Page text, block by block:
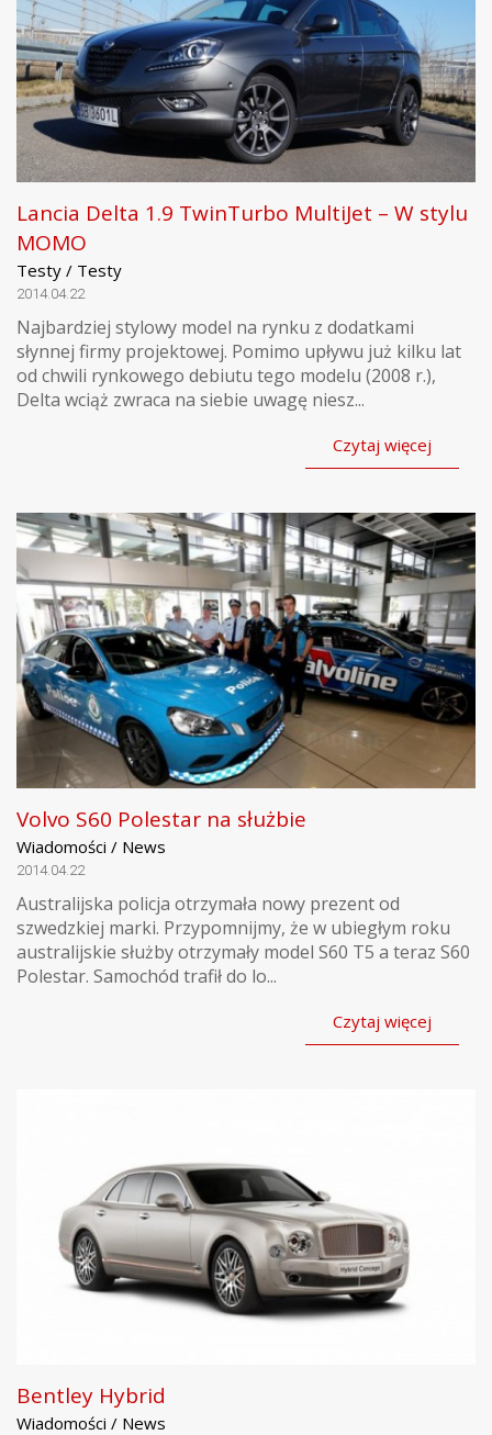
Lancia Delta 1.9 TwinTurbo MultiJet – W stylu
MOMO
Testy / Testy
2014.04.22
Najbardziej stylowy model na rynku z dodatkami
słynnej firmy projektowej. Pomimo upływu już kilku lat
od chwili rynkowego debiutu tego modelu (2008 r.),
Delta wciąż zwraca na siebie uwagę niesz...
Czytaj więcej
Volvo S60 Polestar na służbie
Wiadomości / News
2014.04.22
Australijska policja otrzymała nowy prezent od
szwedzkiej marki. Przypomnijmy, że w ubiegłym roku
australijskie służby otrzymały model S60 T5 a teraz S60
Polestar. Samochód trafił do lo...
Czytaj więcej
Bentley Hybrid
Wiadomości / News